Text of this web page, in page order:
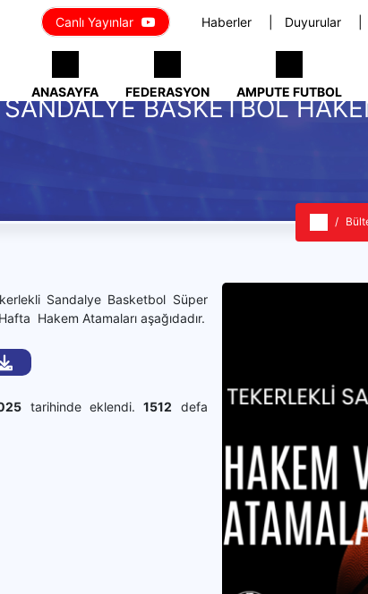
Haberler Duyurular
Canlı Yayınlar
ANASAYFA FEDERASYON AMPUTE FUTBOL
BASKETBOL
Sandalye Basketbol Süper
Hakem Atamaları aşağıdadır.
tarihinde eklendi.1512 defa